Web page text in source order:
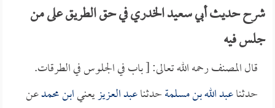
شرح حديث أبي سعيد الخدري في حق الطريق على من
جلس فيه
قال المصنف رحمه الله تعالى: [ باب في الجلوس في الطرقات.
حدثناعبد الله بن مسلمةحدثناعبد العزيزيعنيابن محمدعن